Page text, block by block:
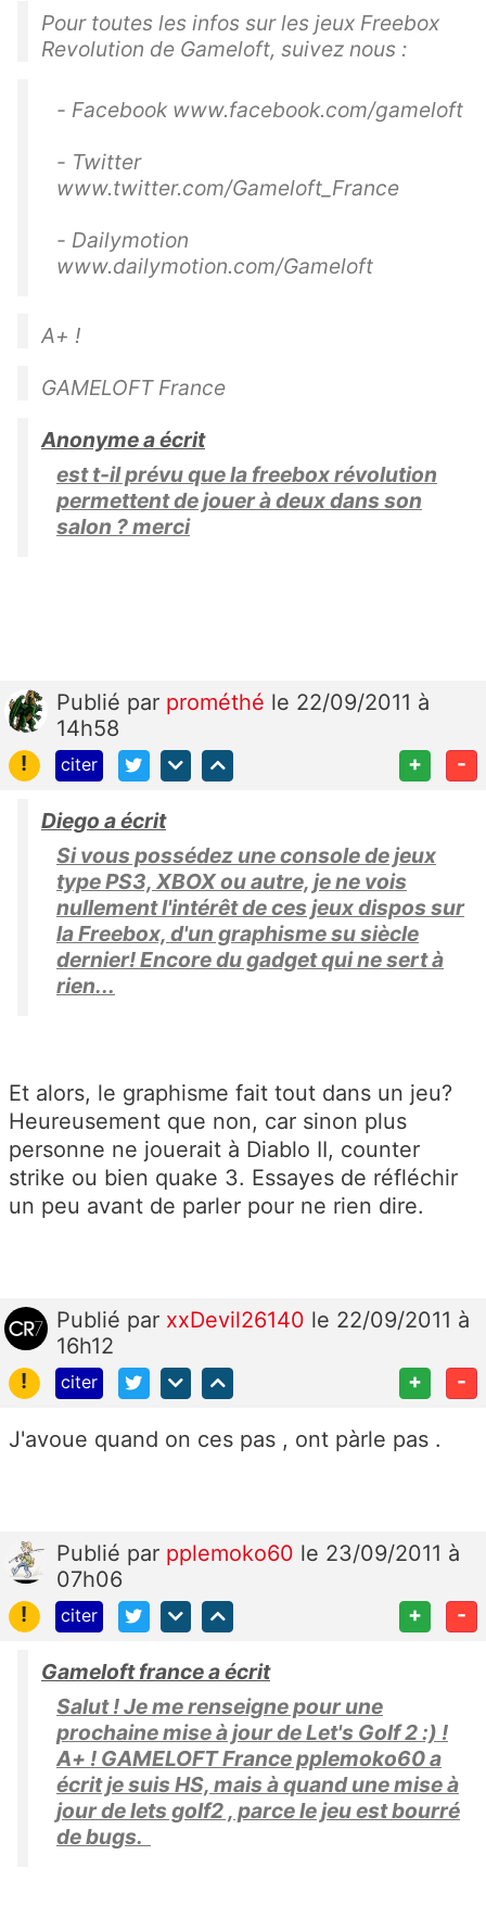
Pour toutes les infos sur les jeux Freebox
Revolution de Gameloft, suivez nous :
- Facebook www.facebook.com/gameloft
- Twitter
www.twitter.com/Gameloft_France
- Dailymotion
www.dailymotion.com/Gameloft
A+ !
GAMELOFT France
Anonyme a écrit
est t-il prévu que la freebox révolution
permettent de jouer à deux dans son
salon ? merci
Publié par prométhé le 22/09/2011 à
14h58
!
citer + -
Diego a écrit
Si vous possédez une console de jeux
type PS3, XBOX ou autre, je ne vois
nullement l'intérêt de ces jeux dispos sur
la Freebox, d'un graphisme su siècle
dernier! Encore du gadget qui ne sert à
rien...
Et alors, le graphisme fait tout dans un jeu?
Heureusement que non, car sinon plus
personne ne jouerait à Diablo II, counter
strike ou bien quake 3. Essayes de réfléchir
un peu avant de parler pour ne rien dire.
Publié par xxDevil26140 le 22/09/2011 à
16h12
!
citer + -
J'avoue quand on ces pas , ont pàrle pas .
Publié par pplemoko60 le 23/09/2011 à
07h06
!
citer + -
Gameloft france a écrit
Salut ! Je me renseigne pour une
prochaine mise à jour de Let's Golf 2 :) !
A+ ! GAMELOFT France pplemoko60 a
écrit je suis HS, mais à quand une mise à
jour de lets golf2 , parce le jeu est bourré
de bugs.